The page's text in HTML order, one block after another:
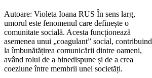
Autoare: Violeta Ioana RUS În sens larg,
umorul este fenomenul care definește o
comunitate socială. Acesta funcționează
asemenea unui „coagulant” social, contribuind
la îmbunătățirea comunicării dintre oameni,
având rolul de a binedispune și de a crea
coeziune între membrii unei societăți.